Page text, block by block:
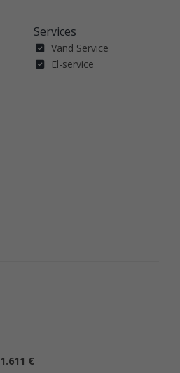
Services
Vand Service
El-service
1.611 €